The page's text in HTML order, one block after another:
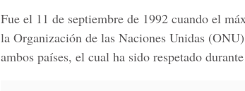
Fue el 11 de septiembre de 1992 cuando el
la Organización de las Naciones Unidas
ambos países, el cual ha sido respetado